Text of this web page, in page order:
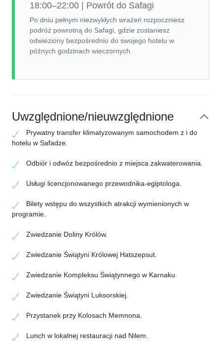
18:00–22:00 | Powrót do Safagi
Po dniu pełnym niezwykłych wrażeń rozpoczniesz
podróż powrotną do Safagi, gdzie zostaniesz
odwieziony bezpośrednio do swojego hotelu w
późnych godzinach wieczornych.
Uwzględnione/nieuwzględnione
Prywatny transfer klimatyzowanym samochodem z i do
hotelu w Safadze.
Odbiór i odwóz bezpośrednio z miejsca zakwaterowania.
Usługi licencjonowanego przewodnika-egiptologa.
Bilety wstępu do wszystkich atrakcji wymienionych w
programie.
Zwiedzanie Doliny Królów.
Zwiedzanie Świątyni Królowej Hatszepsut.
Zwiedzanie Kompleksu Świątynnego w Karnaku.
Zwiedzanie Świątyni Luksorskiej.
Przystanek przy Kolosach Memnona.
Lunch w lokalnej restauracji nad Nilem.